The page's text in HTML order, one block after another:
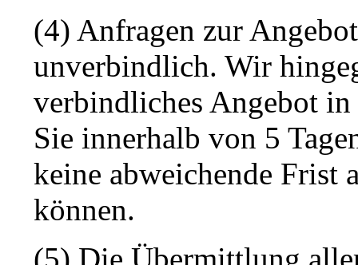
(4) Anfragen zur
unverbindlich. Wir
verbindliches Angebot
Sie innerhalb von 5
keine abweichende Frist
können.